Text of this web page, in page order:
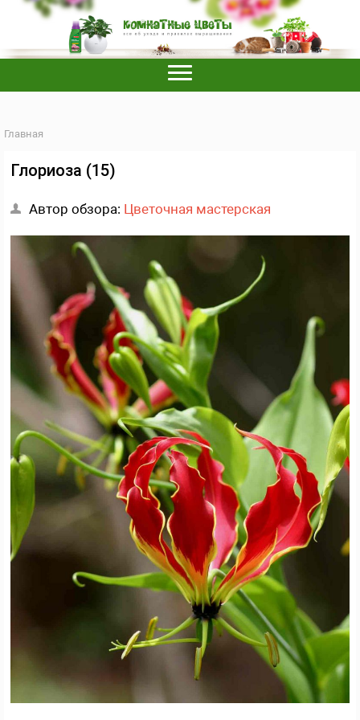
Главная
Глориоза (15)
Автор обзора: Цветочная мастерская